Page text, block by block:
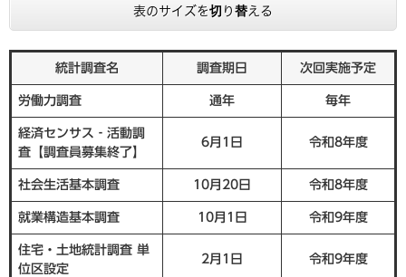
表のサイズを切り替える
統計調査名 調査期日 次回実施予定
労働力調査 通年 毎年
経済センサス‐活動調
査【調査員募集終了】
6月1日 令和8年度
社会生活基本調査 10月20日 令和8年度
就業構造基本調査 10月1日 令和9年度
住宅・土地統計調査 単
位区設定
2月1日 令和9年度